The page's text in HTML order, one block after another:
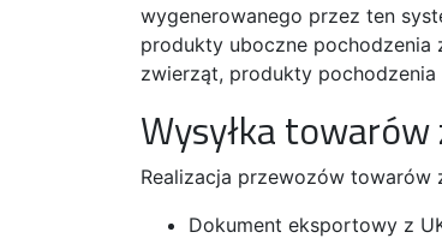
wygenerowanego przez ten
produkty uboczne pochodzenia
zwierząt, produkty
Wysyłka towarów
Realizacja przewozów towarów
Dokument eksportowy z